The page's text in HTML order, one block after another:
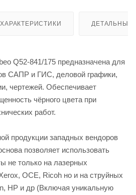
ХАРАКТЕРИСТИКИ ДЕТАЛЬНЫЕ
Q52-841/175 предназначена для
САПР и ГИС, деловой графики,
чертежей. Обеспечивает
чёрного цвета при
работ.
продукции западных вендоров
позволяет использовать
не только на лазерных
OCE, Ricoh но и на струйных
HP и др (Включая уникальную